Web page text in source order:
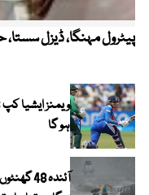
پیٹرول مہنگا، ڈیزل
ہو گا
آئندہ